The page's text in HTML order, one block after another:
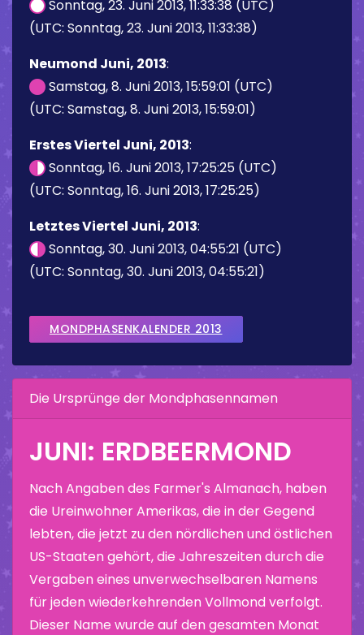
Sonntag, 23. Juni 2013, 11:33:38 (UTC)
(UTC: Sonntag, 23. Juni 2013, 11:33:38)
Neumond Juni, 2013:
Samstag, 8. Juni 2013, 15:59:01 (UTC)
(UTC: Samstag, 8. Juni 2013, 15:59:01)
Erstes Viertel Juni, 2013:
Sonntag, 16. Juni 2013, 17:25:25 (UTC)
(UTC: Sonntag, 16. Juni 2013, 17:25:25)
Letztes Viertel Juni, 2013:
Sonntag, 30. Juni 2013, 04:55:21 (UTC)
(UTC: Sonntag, 30. Juni 2013, 04:55:21)
MONDPHASENKALENDER 2013
Die Ursprünge der Mondphasennamen
JUNI: ERDBEERMOND
Nach Angaben des Farmer's Almanach, haben
die Ureinwohner Amerikas, die in der Gegend
lebten, die jetzt zu den nördlichen und östlichen
US-Staaten gehört, die Jahreszeiten durch die
Vergaben eines unverwechselbaren Namens
für jeden wiederkehrenden Vollmond verfolgt.
Dieser Name wurde auf den gesamten Monat